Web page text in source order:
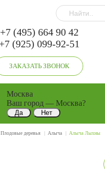
+7 (495) 664 90 42
+7 (925) 099-92-51
ЗАКАЗАТЬ ЗВОНОК
Москва
Ваш город — Москва?
Плодовые деревья Алыча Алыча Лыхны